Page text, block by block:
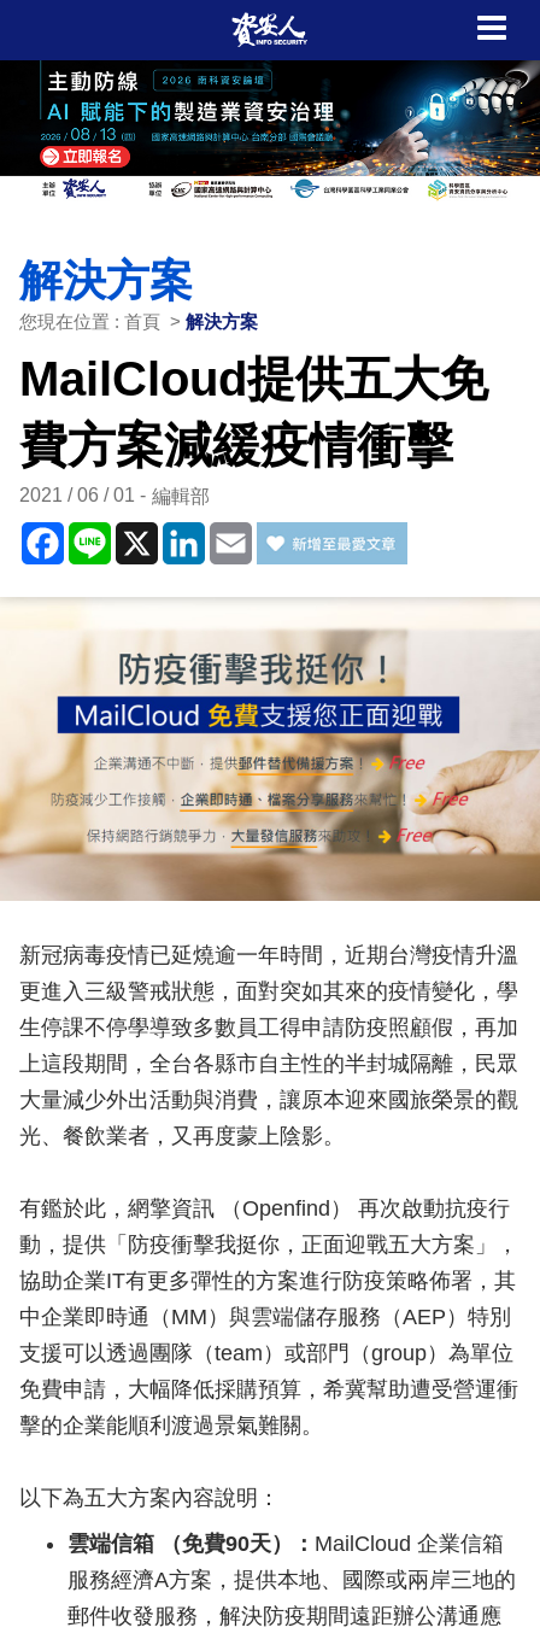
解決方案
您現在位置 : 首頁 > 解決方案
MailCloud提供五大免
費方案減緩疫情衝擊
2021 / 06 / 01 編輯部
Facebook
Line X LinkedIn
Email
新冠病毒疫情已延燒逾一年時間，近期台灣疫情升溫
更進入三級警戒狀態，面對突如其來的疫情變化，學
生停課不停學導致多數員工得申請防疫照顧假，再加
上這段期間，全台各縣市自主性的半封城隔離，民眾
大量減少外出活動與消費，讓原本迎來國旅榮景的觀
光、餐飲業者，又再度蒙上陰影。
有鑑於此，網擎資訊 （Openfind） 再次啟動抗疫行
動，提供「防疫衝擊我挺你，正面迎戰五大方案」，
協助企業IT有更多彈性的方案進行防疫策略佈署，其
中企業即時通（MM）與雲端儲存服務（AEP）特別
支援可以透過團隊（team）或部門（group）為單位
免費申請，大幅降低採購預算，希冀幫助遭受營運衝
擊的企業能順利渡過景氣難關。
以下為五大方案內容說明：
雲端信箱 （免費90天）： MailCloud 企業信箱
服務經濟A方案，提供本地、國際或兩岸三地的
郵件收發服務，解決防疫期間遠距辦公溝通應